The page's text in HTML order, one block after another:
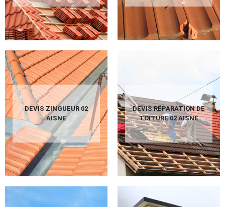
DEVIS ZINGUEUR 02
AISNE
DEVIS RÉPARATION DE
TOITURE 02 AISNE